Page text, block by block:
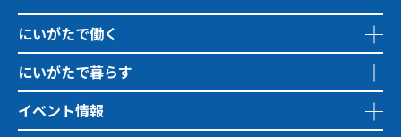
にいがたで働く
にいがたで暮らす
イベント情報